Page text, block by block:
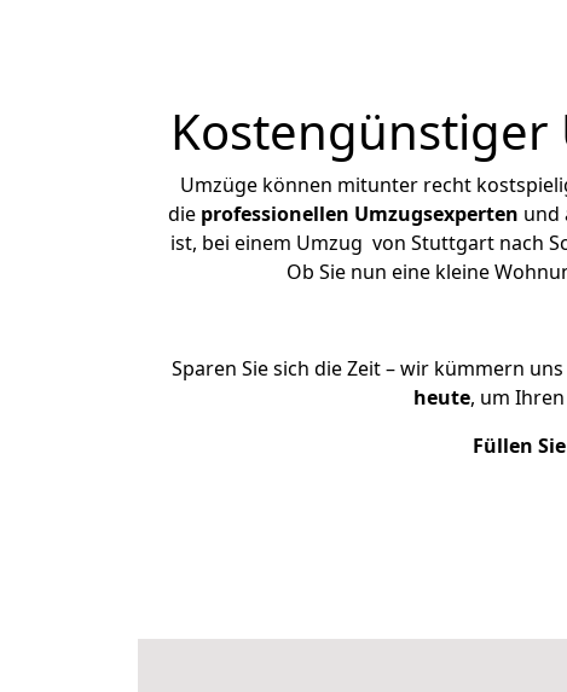
Kostengünstiger
Umzüge können mitunter recht
die professionellen Umzugsexperten und
ist, bei einem Umzug von Stuttgart nach
Ob Sie nun eine kleine
Sparen Sie sich die Zeit – wir kümmern
heute, um
Füllen